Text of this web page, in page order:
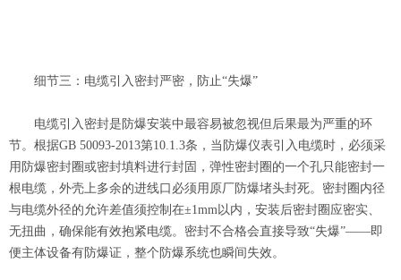
细节三：电缆引入密封严密，防止“失爆”
电缆引入密封是防爆安装中最容易被忽视但后果最为严重的环
节。根据GB 50093-2013第10.1.3条，当防爆仪表引入电缆时，必须采
用防爆密封圈或密封填料进行封固，弹性密封圈的一个孔只能密封一
根电缆，外壳上多余的进线口必须用原厂防爆堵头封死。密封圈内径
与电缆外径的允许差值须控制在±1mm以内，安装后密封圈应密实、
无扭曲，确保能有效抱紧电缆。密封不合格会直接导致“失爆”——即
便主体设备有防爆证，整个防爆系统也瞬间失效。